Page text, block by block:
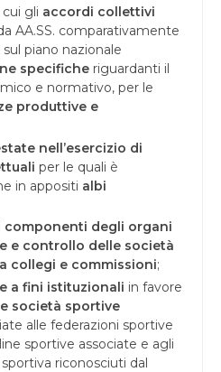
gli accordi collettivi
AA.SS. comparativamente
piano nazionale
specifiche riguardanti il
e normativo, per le
produttive e
nell’esercizio di
per le quali è
in appositi albi
componenti degli organi
e controllo delle società
collegi e commissioni;
a fini istituzionali in favore
società sportive
alle federazioni sportive
sportive associate e agli
riconosciuti dal